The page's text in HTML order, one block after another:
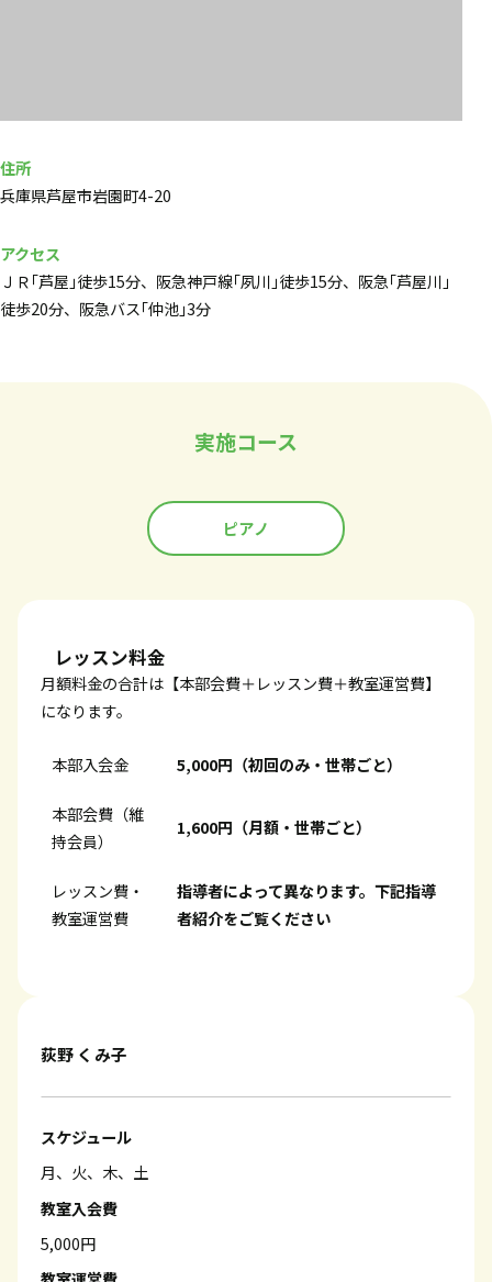
住所
兵庫県芦屋市岩園町4-20
アクセス
ＪＲ｢芦屋｣徒歩15分、阪急神戸線｢夙川｣徒歩15分、阪急｢芦屋川｣
徒歩20分、阪急バス｢仲池｣3分
実施コース
ピアノ
レッスン料金
月額料金の合計は【本部会費＋レッスン費＋教室運営費】
になります。
本部入会金 5,000円（初回のみ・世帯ごと）
本部会費（維
持会員）
1,600円（月額・世帯ごと）
レッスン費・
教室運営費
指導者によって異なります。下記指導
者紹介をご覧ください
荻野 くみ子
スケジュール
月、火、木、土
教室入会費
5,000円